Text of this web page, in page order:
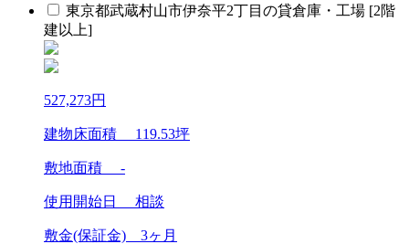
東京都武蔵村山市伊奈平2丁目の貸倉庫・工場 [2階
建以上]
527,273円
建物床面積 119.53坪
敷地面積 -
使用開始日 相談
敷金(保証金) 3ヶ月